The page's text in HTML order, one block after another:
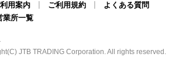
用案内 ご利用規約
よくある質問
業所一覧
JTB TRADING Corporation. All rights reserved.